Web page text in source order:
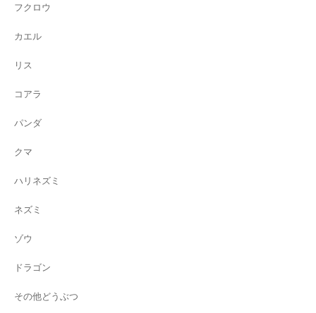
フクロウ
カエル
リス
コアラ
パンダ
クマ
ハリネズミ
ネズミ
ゾウ
ドラゴン
その他どうぶつ